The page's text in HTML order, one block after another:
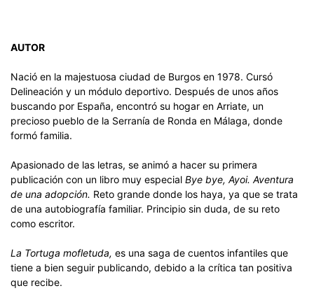
AUTOR
Nació en la majestuosa ciudad de Burgos en 1978. Cursó
Delineación y un módulo deportivo. Después de unos años
buscando por España, encontró su hogar en Arriate, un
precioso pueblo de la Serranía de Ronda en Málaga, donde
formó familia.
Apasionado de las letras, se animó a hacer su primera
publicación con un libro muy especial Bye bye, Ayoi. Aventura
de una adopción. Reto grande donde los haya, ya que se trata
de una autobiografía familiar. Principio sin duda, de su reto
como escritor.
La Tortuga mofletuda, es una saga de cuentos infantiles que
tiene a bien seguir publicando, debido a la crítica tan positiva
que recibe.